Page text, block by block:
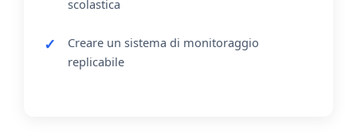
scolastica
Creare un sistema di monitoraggio
replicabile